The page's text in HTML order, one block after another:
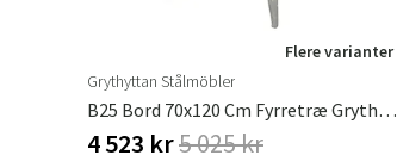
Flere varianter
Grythyttan Stålmöbler
B25 Bord 70x120 Cm Fyrretræ Grythyttan Stålmöbler
4 523 kr5 025 kr